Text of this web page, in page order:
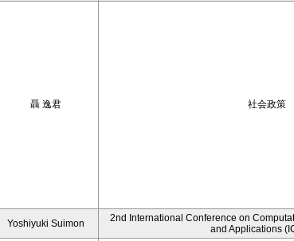
聶 逸君 社会政策
Yoshiyuki Suimon
2nd International Conference on
and Applications